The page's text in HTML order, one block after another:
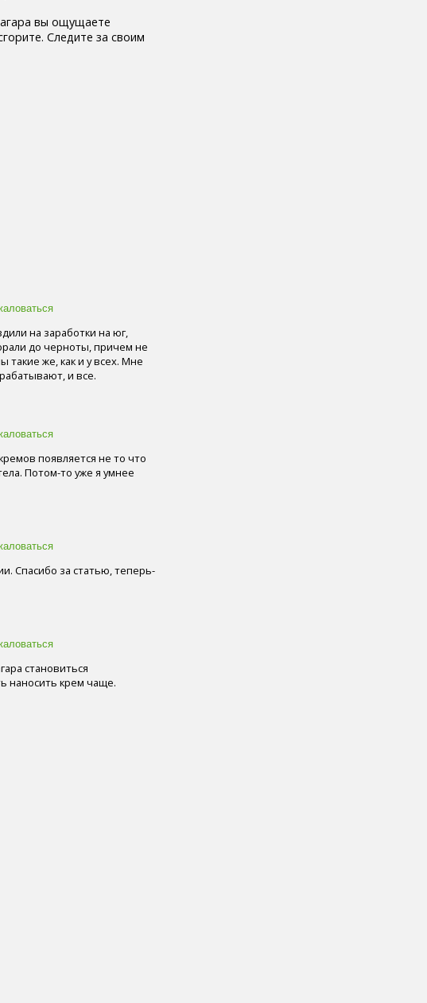
вы ощущаете
Следите за своим
на заработки на юг,
до черноты, причем не
же, как и у всех. Мне
и все.
появляется не то что
Потом-то уже я умнее
Спасибо за статью, теперь-
становиться
наносить крем чаще.